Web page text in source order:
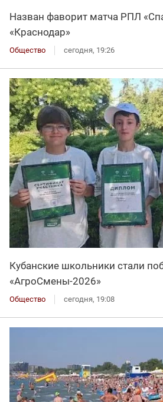
Назван фаворит матча РПЛ
«Краснодар»
Общество сегодня, 19:26
Кубанские школьники стали
«АгроСмены-2026»
Общество сегодня, 19:08